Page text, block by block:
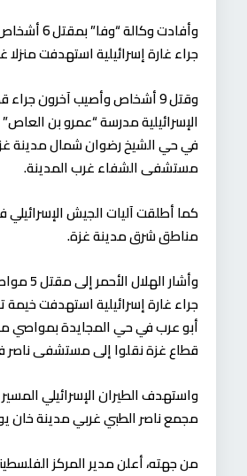
جراء غارة إسرائيلية استهدفت
وقتل 9 أشخاص وأصيب آخرون
الإسرائيلية مدرسة “عمرو بن
في حي الشيخ رضوان شمال مدينة
مستشفى الشفاء غرب المدينة.
كما أطلقت آليات الجيش الإسرائيلي
مناطق شرق مدينة غزة.
وأشار
جراء غارة إسرائيلية استهدفت خيمة
أبو عرب في حي المجايدة بمواصي
قطاع غزة نقلوا إلى مستشفى ناصر
واستهدف الطيران الإسرائيلي
مجمع ناصر الطبي غربي مدينة خان
من جهته، أعلن مدير المركز